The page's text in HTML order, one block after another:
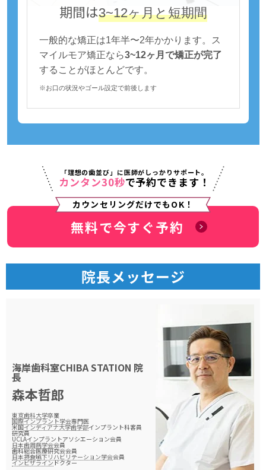
期間は3~12ヶ月と短期間
一般的な矯正は1年半〜2年かかります。ス
マイルモア矯正なら3~12ヶ月で矯正が完了
することがほとんどです。
※お口の状況やゴール設定で前後します
「理想の歯並び」に医師がしっかりサポート。
カンタン30秒で予約できます！
カウンセリングだけでもOK！
無料で今すぐ予約
院長メッセージ
海岸歯科室CHIBA STATION 院
長
森本哲郎
東京歯科大学卒業
国際インプラント学会専門医
米国インディアナ大学歯学部インプラント科客員
研究員
UCLAインプラントアソシエーション会員
日本歯周病学会会員
歯科総合医療研究会会員
日本摂食嚥下リハビリテーション学会会員
インビザラインドクター